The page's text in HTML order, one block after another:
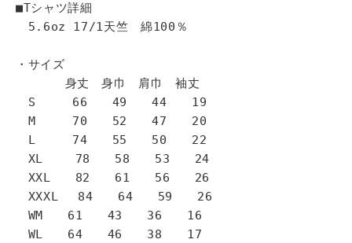
■Tシャツ詳細
5.6oz 17/1天竺 綿100％
・サイズ
身丈 身巾 肩巾 袖丈
S 66 49 44 19
M 70 52 47 20
L 74 55 50 22
XL 78 58 53 24
XXL 82 61 56 26
XXXL 84 64 59 26
WM 61 43 36 16
WL 64 46 38 17